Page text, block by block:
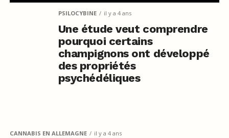
PSILOCYBINE il y a 4 ans
Une étude veut comprendre
pourquoi certains
champignons ont développé
des propriétés
psychédéliques
CANNABIS EN ALLEMAGNE il y a 4 ans